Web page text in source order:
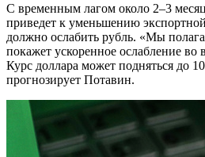
С временным лагом около 2–3
приведет к уменьшению
должно ослабить рубль. «Мы
покажет ускоренное ослабление во
Курс доллара может подняться до
прогнозирует Потавин.